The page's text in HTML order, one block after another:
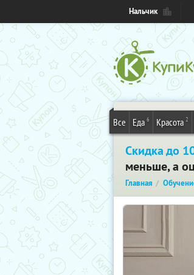
Нальчик
Все Еда 6 Красота 2
Скидка до
меньше, а
Главная